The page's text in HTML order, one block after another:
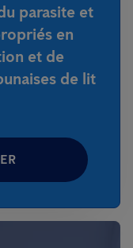
parasite et
en
et de
de lit